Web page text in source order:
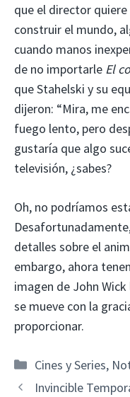
que el director
construir el mundo,
cuando manos
de no importarle El
que Stahelski y su
dijeron: “Mira, me
fuego lento, pero
gustaría que algo
televisión, ¿sabes?
Oh, no podríamos
detalles sobre el
embargo, ahora
imagen de John
se mueve con la
proporcionar.
Categorías
Cines y Series,
Invincible